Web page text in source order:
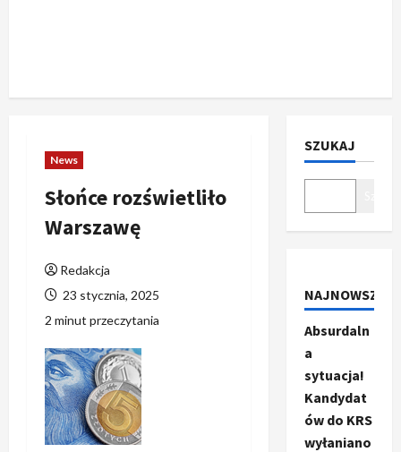
News
Słońce rozświetliło
Warszawę
Redakcja
23 stycznia, 2025
2 minut przeczytania
SZUKAJ
NAJNOWSZE
Absurdaln
a
sytuacja!
Kandydat
ów do KRS
wyłaniano